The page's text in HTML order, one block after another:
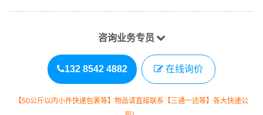
咨询业务专员
132 8542 4882 在线询价
【50公斤以内小件快递包裹等】物品请直接联系【三通一达等】各大快递公